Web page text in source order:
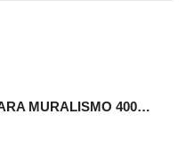
PASTA ACRILICA PARA MURALISMO 400 GRS